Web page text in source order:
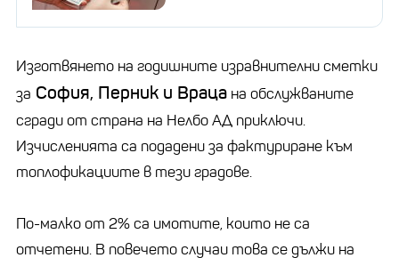
Изготвянето на годишните изравнителни сметки
за София, Перник и Враца на обслужваните
сгради от страна на Нелбо АД приключи.
Изчисленията са подадени за фактуриране към
топлофикациите в тези градове.
По-малко от 2% са имотите, които не са
отчетени. В повечето случаи това се дължи на